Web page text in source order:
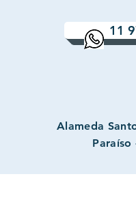
11
Alameda
Paraíso